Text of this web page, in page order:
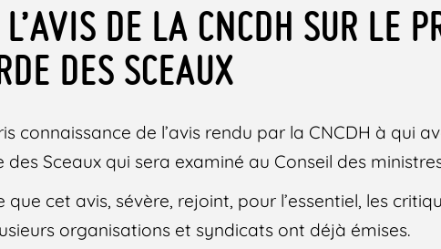
DE LA CNCDH SUR LE
DES SCEAUX
connaissance de l’avis rendu par la CNCDH à qui
des Sceaux qui sera examiné au Conseil des
que cet avis, sévère, rejoint, pour l’essentiel, les
organisations et syndicats ont déjà émises.